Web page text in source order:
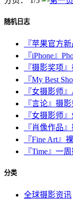
随机日志
『苹果官方
『iPhone』
『摄影奖项
『My Best
『女摄影师
『言论』摄
『女摄影师
『肖像作品
『Fine Art』
『Time』一
分类
全球摄影资讯